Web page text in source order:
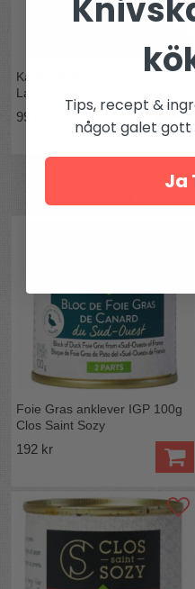
0,7 g) Protein: 10,1 g Salt:
Larnaudie
Kaviarpärlor med Sauternes
Larnaudie
99 kr
Andra
Foie Gras anklever IGP 100g
Clos Saint Sozy
192 kr
Tips, recept &
något galet gott
Ja